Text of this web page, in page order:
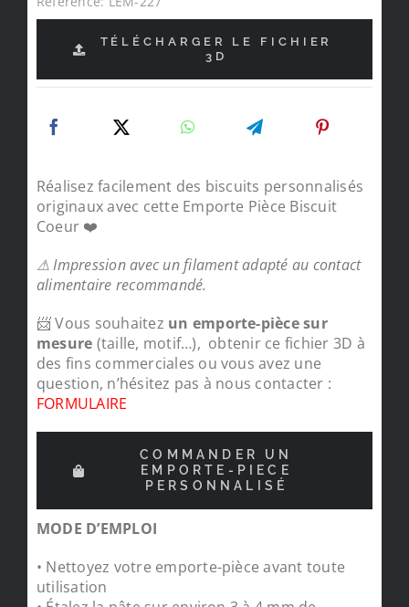
TÉLÉCHARGER LE FICHIER
3D
Réalisez facilement des biscuits personnalisés
originaux avec cette Emporte Pièce Biscuit
Coeur ❤️
⚠ Impression avec un filament adapté au contact
alimentaire recommandé.
📨 Vous souhaitez un emporte-pièce sur
mesure (taille, motif…), obtenir ce fichier 3D à
des fins commerciales ou vous avez une
question, n’hésitez pas à nous contacter :
FORMULAIRE
COMMANDER UN
EMPORTE-PIECE
PERSONNALISÉ
MODE D’EMPLOI
• Nettoyez votre emporte-pièce avant toute
utilisation